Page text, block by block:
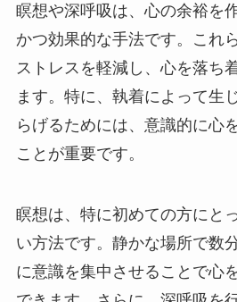
瞑想や深呼吸は、心の余裕を
かつ効果的な手法です。これ
ストレスを軽減し、心を落ち
ます。特に、執着によって生
らげるためには、意識的に心
ことが重要です。
瞑想は、特に初めての方にと
い方法です。静かな場所で数
に意識を集中させることで心